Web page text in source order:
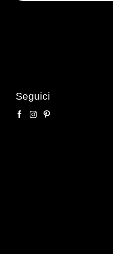
Richiedi
Specchiera
Accetto le condizioni
Seguici